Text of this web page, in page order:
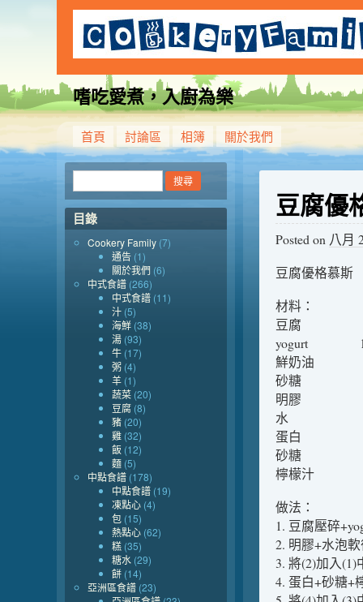
嗜吃愛煮，入廚為樂
首頁 討論區 相簿 關於我們
豆腐優
Posted on 八月
豆腐優格慕斯
材料：
豆腐
yogurt
鮮奶油
砂糖
明膠
水
蛋白 2
砂糖
檸檬汁 1
做法：
1. 豆腐壓碎
2. 明膠+水泡
3. 將(2)加入(1)
4. 蛋白+砂糖+
目錄
Cookery Family (7)
通告 (1)
關於我們 (6)
中式食譜 (266)
中式食譜 (11)
汁 (5)
海鮮 (38)
湯 (93)
牛 (17)
粥 (4)
羊 (1)
蔬菜 (20)
豆腐 (8)
豬 (20)
雞 (32)
飯 (12)
麵 (5)
中點食譜 (178)
中點食譜 (19)
凍點心 (4)
包 (15)
熱點心 (62)
糕 (35)
糖水 (29)
餅 (14)
亞洲區食譜 (23)